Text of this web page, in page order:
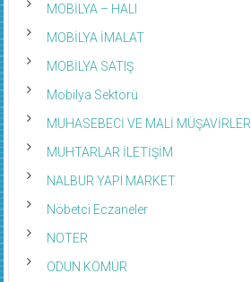
MOBİLYA – HALI
MOBİLYA İMALAT
MOBİLYA SATIŞ
Mobilya Sektörü
MUHASEBECİ VE MALİ MÜŞAVİRLER
MUHTARLAR İLETİŞİM
NALBUR YAPI MARKET
Nöbetci Eczaneler
NOTER
ODUN KÖMÜR